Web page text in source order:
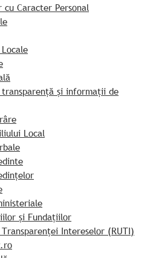
Caracter Personal
transparență și informații de
Local
și Fundațiilor
Intereselor (RUTI)